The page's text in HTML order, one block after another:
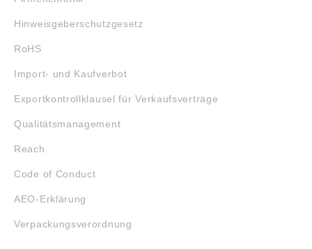
Hinweisgeberschutzgesetz
RoHS
Import- und Kaufverbot
Exportkontrollklausel für Verkaufsverträge
Qualitätsmanagement
Reach
Code of Conduct
AEO-Erklärung
Verpackungsverordnung